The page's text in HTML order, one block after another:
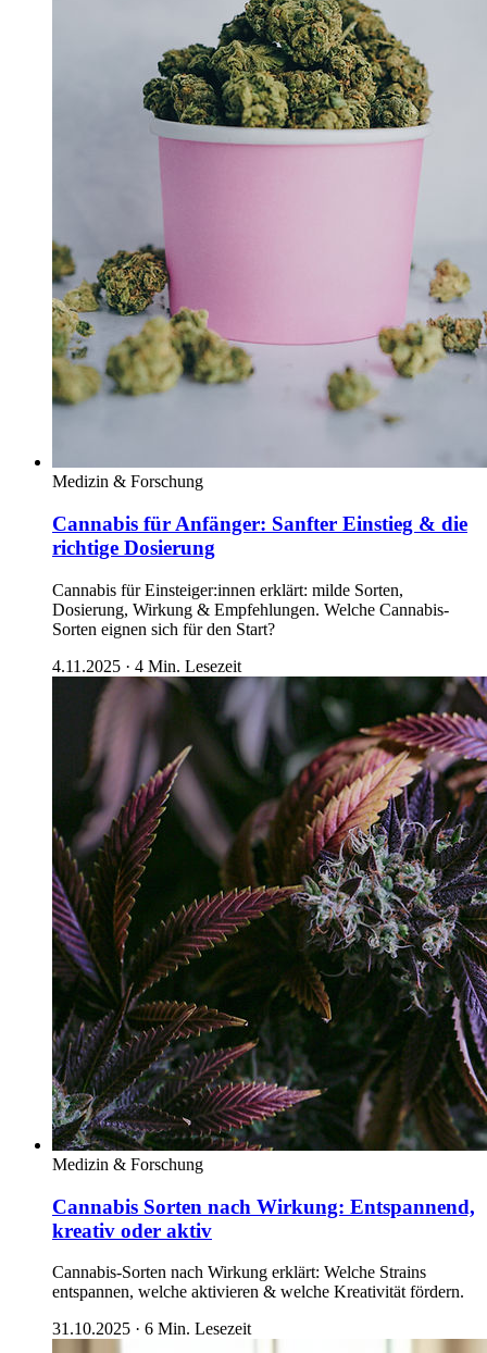
Medizin & Forschung
Cannabis für Anfänger: Sanfter Einstieg & die
richtige Dosierung
Cannabis für Einsteiger:innen erklärt: milde Sorten,
Dosierung, Wirkung & Empfehlungen. Welche Cannabis-
Sorten eignen sich für den Start?
4.11.2025 · 4 Min. Lesezeit
Medizin & Forschung
Cannabis Sorten nach Wirkung: Entspannend,
kreativ oder aktiv
Cannabis-Sorten nach Wirkung erklärt: Welche Strains
entspannen, welche aktivieren & welche Kreativität fördern.
31.10.2025 · 6 Min. Lesezeit